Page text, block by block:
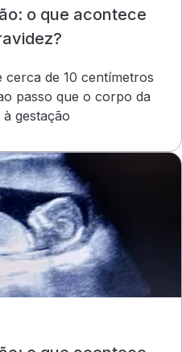
o que acontece
cerca de 10 centímetros
passo que o corpo da
gestação